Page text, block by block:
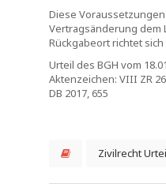
Diese
Vertragsänderung dem
Rückgabeort richtet
Urteil des BGH vom
Aktenzeichen: VIII ZR
DB 2017, 655
Zivilrecht